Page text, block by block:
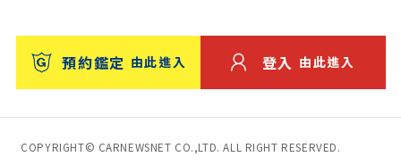
台灣優良中古車商大獎
消費者評價
保固
預約鑑定 由此進入 登入 由此進入
COPYRIGHT© CARNEWSNET CO.,LTD. ALL RIGHT RESERVED.